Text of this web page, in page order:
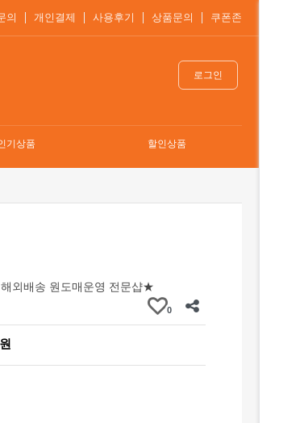
의 개인결제 사용후기 상품문의 쿠폰존
로그인
기상품 할인상품
외배송 원도매운영 전문샵★
0